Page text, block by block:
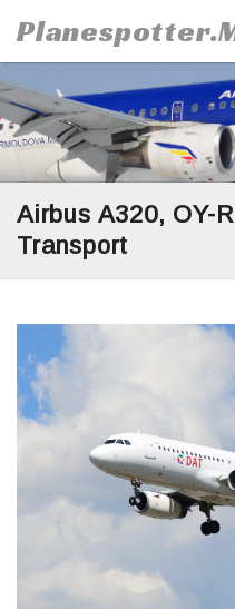
to
content
Airbus A320, OY-
Transport